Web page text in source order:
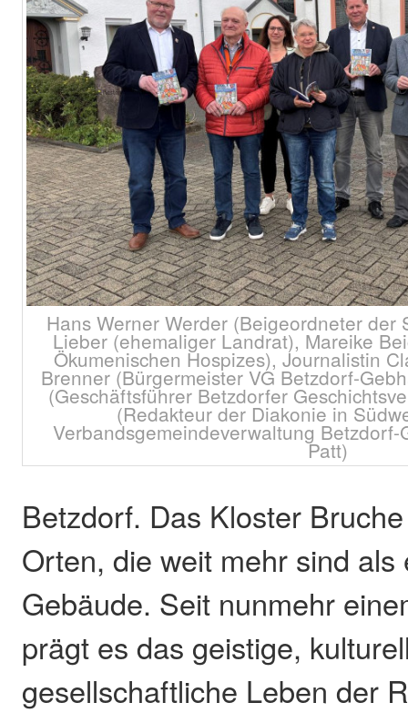
Hans Werner Werder (Beigeordneter der
Lieber (ehemaliger Landrat), Mareike
Ökumenischen Hospizes), Journalistin
Brenner (Bürgermeister VG Betzdorf-
(Geschäftsführer Betzdorfer
(Redakteur der Diakonie in
Verbandsgemeindeverwaltung
Patt)
Betzdorf. Das Kloster
Orten, die weit mehr sind als
Gebäude. Seit nunmehr
prägt es das geistige,
gesellschaftliche Leben der